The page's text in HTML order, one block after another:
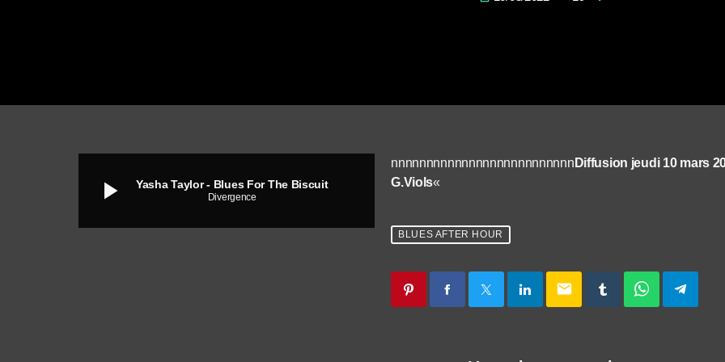
play_arrow Yasha Taylor - Blues For The Biscuit
Divergence
nnnnnnnnnnnnnnnnnnnnnnnnnn Diffusion jeudi 10 mars
G.Viols«
BLUES AFTER HOUR
email